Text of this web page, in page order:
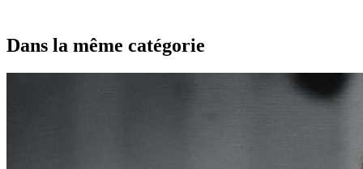
Dans la même catégorie